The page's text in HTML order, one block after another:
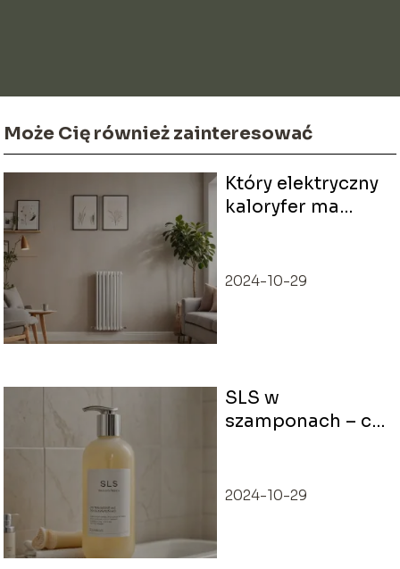
Może Cię również zainteresować
Który elektryczny
kaloryfer ma
ekonomicznie
2024-10-29
SLS w
szamponach – co
2024-10-29